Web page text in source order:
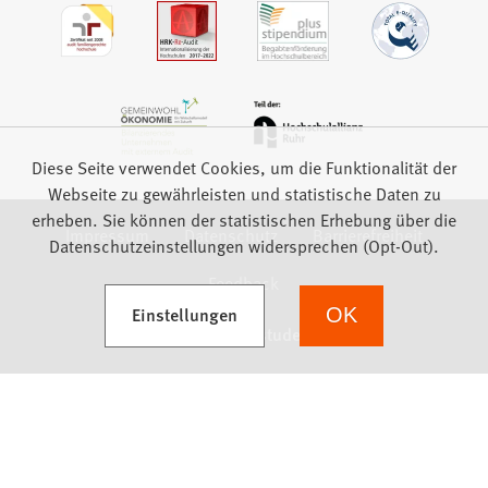
Impressum Datenschutz
Barrierefreiheit
Feedback
Diese Seite verwendet Cookies, um die Funktionalität der
Webseite zu gewährleisten und statistische Daten zu
erheben. Sie können der statistischen Erhebung über die
Datenschutzeinstellungen widersprechen (Opt-Out).
Einstellungen
(Öffnet in einem neuen Tab) OK